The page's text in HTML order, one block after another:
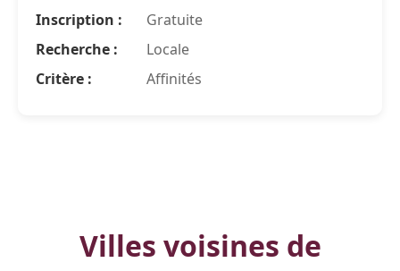
Inscription :
Gratuite
Recherche :
Locale
Critère :
Affinités
Villes voisines de